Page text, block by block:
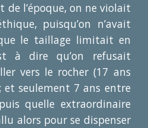
de l’époque, on ne violait
puisqu’on n’avait
le taillage limitait en
à dire qu’on refusait
vers le rocher (17 ans
seulement 7 ans entre
quelle extraordinaire
alors pour se dispenser